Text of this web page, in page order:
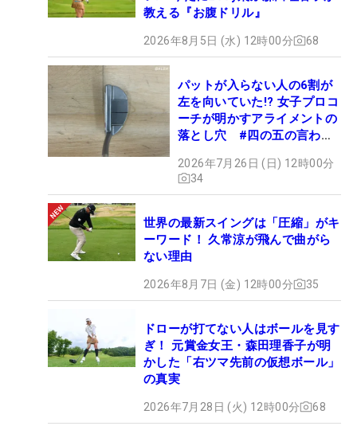
教える『お腹ドリル』
2026年8月5日 (水) 12時00分 68
パットが入らない人の6割が
左を向いていた!? 女子プロコ
ーチが明かすアライメントの
落とし穴 #四の五の言わず
2026年7月26日 (日) 12時00分
34
世界の最新スイングは「圧縮」がキ
ーワード！ 久常涼が飛んで曲がら
ない理由
2026年8月7日 (金) 12時00分 35
ドローが打てない人はボールを見す
ぎ！ 元賞金女王・森田理香子が明
かした「右ツマ先前の仮想ボール」
の真実
2026年7月28日 (火) 12時00分 68